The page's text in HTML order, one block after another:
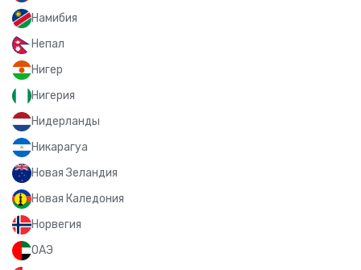
Намибия
Непал
Нигер
Нигерия
Нидерланды
Никарагуа
Новая Зеландия
Новая Каледония
Норвегия
ОАЭ